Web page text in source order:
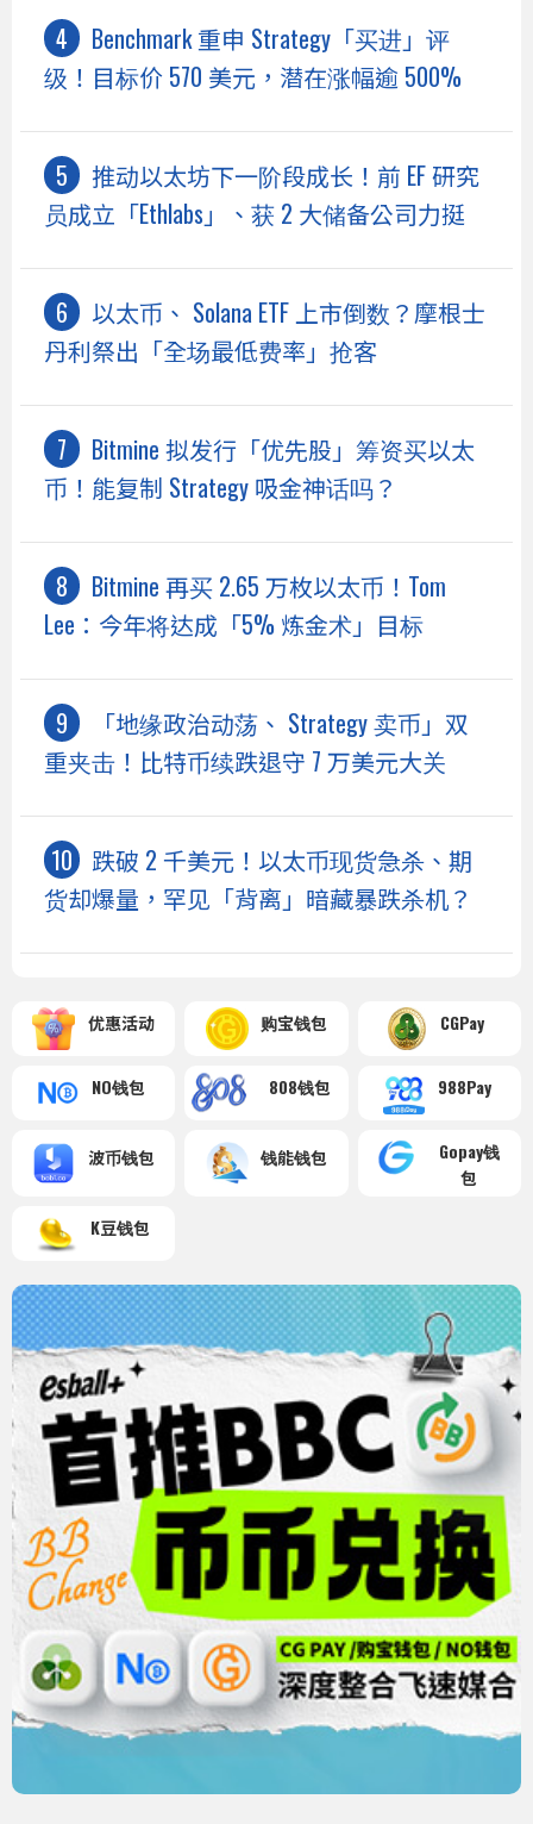
Benchmark 重申 Strategy「买进」评
级！目标价 570 美元，潜在涨幅逾 500%
推动以太坊下一阶段成长！前 EF 研究
员成立「Ethlabs」、获 2 大储备公司力挺
以太币、 Solana ETF 上市倒数？摩根士
丹利祭出「全场最低费率」抢客
Bitmine 拟发行「优先股」筹资买以太
币！能复制 Strategy 吸金神话吗？
Bitmine 再买 2.65 万枚以太币！Tom
Lee：今年将达成「5% 炼金术」目标
「地缘政治动荡、 Strategy 卖币」双
重夹击！比特币续跌退守 7 万美元大关
跌破 2 千美元！以太币现货急杀、期
货却爆量，罕见「背离」暗藏暴跌杀机？
优惠活动 购宝钱包 CGPay
NO钱包 808钱包 988Pay
波币钱包 钱能钱包
Gopay钱
包
K豆钱包